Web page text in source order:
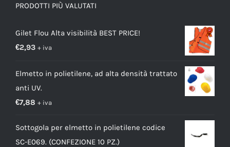
PRODOTTI PIÙ VALUTATI
Gilet Flou Alta visibilità BEST PRICE!
€2,93 + iva
Elmetto in polietilene, ad alta densità trattato
anti UV.
€7,88 + iva
Sottogola per elmetto in polietilene codice
SC-E069. (CONFEZIONE 10 PZ.)